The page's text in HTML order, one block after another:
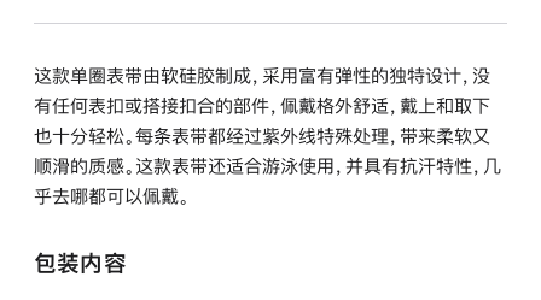
这款单圈表带由软硅胶制成，采用富有弹性的独特设计，没
有任何表扣或搭接扣合的部件，佩戴格外舒适，戴上和取下
也十分轻松。每条表带都经过紫外线特殊处理，带来柔软又
顺滑的质感。这款表带还适合游泳使用，并具有抗汗特性，几
乎去哪都可以佩戴。
包装内容